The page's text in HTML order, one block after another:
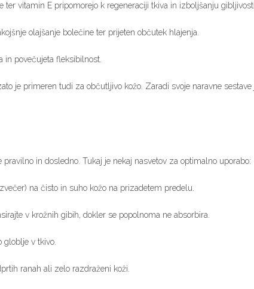
ter vitamin E pripomorejo k regeneraciji tkiva in izboljšanju
olajšanje bolečine ter prijeten občutek hlajenja.
in povečujeta fleksibilnost.
je primeren tudi za občutljivo kožo. Zaradi svoje naravne
in dosledno. Tukaj je nekaj nasvetov za optimalno uporabo:
na čisto in suho kožo na prizadetem predelu.
v krožnih gibih, dokler se popolnoma ne absorbira.
globlje v tkivo.
ranah ali zelo razdraženi koži.